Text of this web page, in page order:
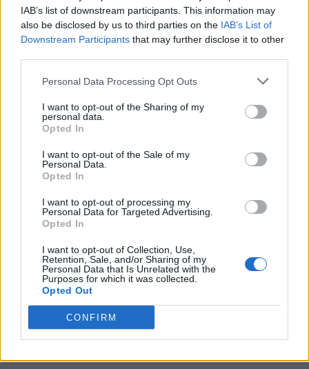
IAB’s list of downstream participants. This information may
also be disclosed by us to third parties on the IAB’s List of
Downstream Participants that may further disclose it to other
Personal Data Processing Opt Outs
I want to opt-out of the Sharing of my
personal data.
Opted In
I want to opt-out of the Sale of my
Personal Data.
Opted In
I want to opt-out of processing my
Personal Data for Targeted Advertising.
Opted In
I want to opt-out of Collection, Use,
Retention, Sale, and/or Sharing of my
Personal Data that Is Unrelated with the
Purposes for which it was collected.
Opted Out
CONFIRM
8. R A B
O
9. R O B
A
10.
V A R
O
A R
O
B A
O
B A
O
H A
O
R O
A
A
H
H
A
21. O
H
22.
O